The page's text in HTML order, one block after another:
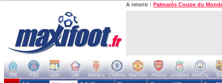
A retenir : Palmarès Coupe du
OM PSG Lyon Lille Monaco Chelsea Man Utd Arsenal Liverpool ManCity
+ de clubs